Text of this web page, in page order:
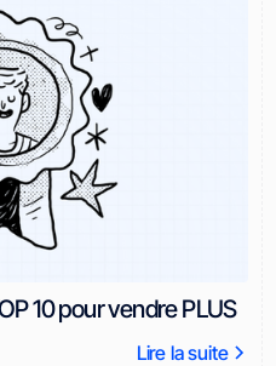
10 pour vendre PLUS
Lire la suite